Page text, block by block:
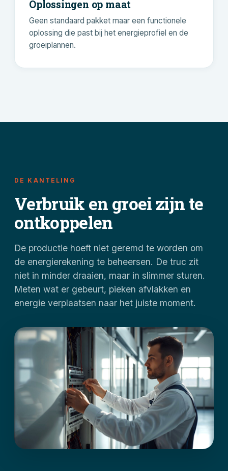
Oplossingen op maat
Geen standaard pakket maar een functionele
oplossing die past bij het energieprofiel en de
groeiplannen.
DE KANTELING
Verbruik en groei zijn te
ontkoppelen
De productie hoeft niet geremd te worden om
de energierekening te beheersen. De truc zit
niet in minder draaien, maar in slimmer sturen.
Meten wat er gebeurt, pieken afvlakken en
energie verplaatsen naar het juiste moment.